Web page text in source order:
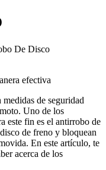
De Disco
efectiva
de seguridad
Uno de los
este fin es el antirrobo de
de freno y bloquean
En este artículo, te
acerca de los